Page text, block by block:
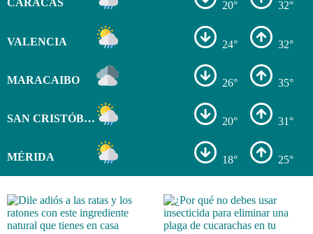
CARACAS 20° 32°
VALENCIA 24° 32°
MARACAIBO 26° 35°
SAN CRISTÓBAL 20° 31°
MÉRIDA 18° 25°